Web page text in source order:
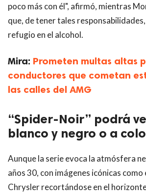
poco más con él", afirmó, mientras
que, de tener tales
refugio en el alcohol.
Mira: Prometen multas altas
conductores que cometan
las calles del AMG
“Spider-Noir” podrá
blanco y negro o a
Aunque la serie evoca la atmósfera
años 30, con imágenes icónicas como
Chrysler recortándose en el